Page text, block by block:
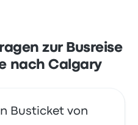
zur Busreise
nach Calgary
Busticket von